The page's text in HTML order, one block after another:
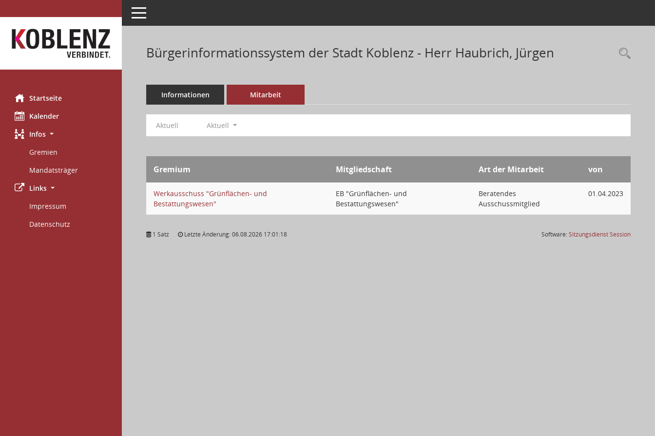
Startseite
Kalender
Infos
Gremien
Mandatsträger
Links
Impressum
Datenschutz
Toggle navigation
Bürgerinformationssystem der Stadt Koblenz - Herr Haubrich, Jürgen
Informationen Mitarbeit
Aktuell Aktuell
Gremium Mitgliedschaft Art der Mitarbeit von
Werkausschuss "Grünflächen- und
Bestattungswesen"
EB "Grünflächen- und
Bestattungswesen"
Beratendes
Ausschussmitglied
01.04.2023
1 Satz Letzte Änderung: 06.08.2026 17:01:18 Software:SitzungsdienstSession(Wird in